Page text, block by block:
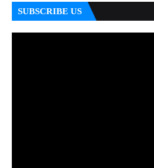
SUBSCRIBE US